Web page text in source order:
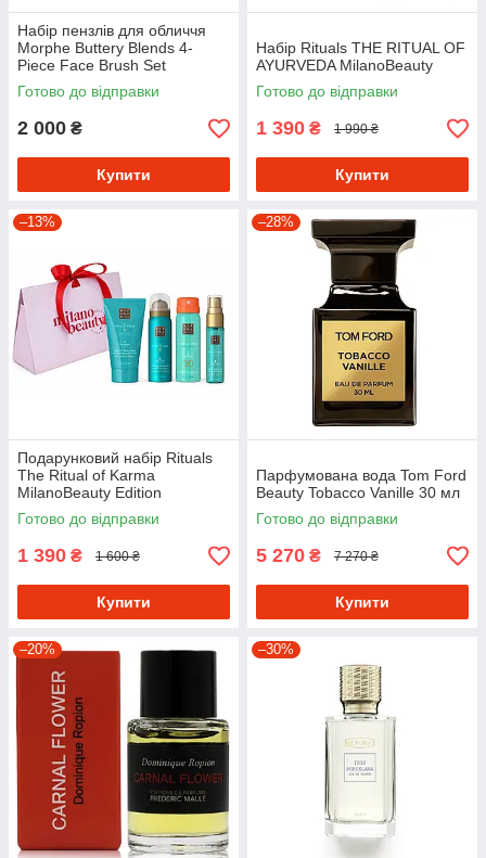
Набір пензлів для обличчя
Morphe Buttery Blends 4-
Piece Face Brush Set
Готово до відправки
2 000 ₴
Купити
Набір Rituals THE RITUAL OF
AYURVEDA MilanoBeauty
Готово до відправки
1 390 ₴ 1 990 ₴
Купити
–13%
Подарунковий набір Rituals
The Ritual of Karma
MilanoBeauty Edition
Готово до відправки
1 390 ₴ 1 600 ₴
Купити
–28%
Парфумована вода Tom Ford
Beauty Tobacco Vanille 30 мл
Готово до відправки
5 270 ₴ 7 270 ₴
Купити
–20% –30%